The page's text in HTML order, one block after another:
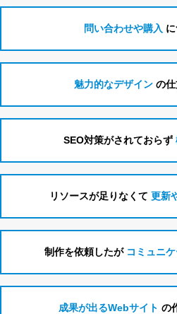
問い合わせや購入
魅力的なデザイン の
SEO対策がされておらず
リソースが足りなくて 更新
制作を依頼したが コミュニ
成果が出るWebサイト の